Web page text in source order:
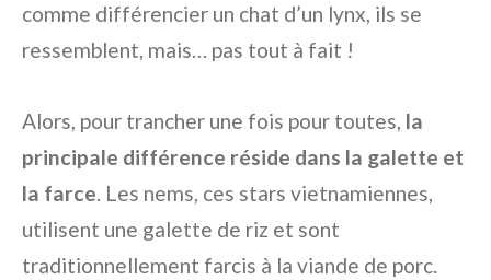
comme différencier un chat d’un lynx, ils se
ressemblent, mais… pas tout à fait !
Alors, pour trancher une fois pour toutes, la
principale différence réside dans la galette et
la farce. Les nems, ces stars vietnamiennes,
utilisent une galette de riz et sont
traditionnellement farcis à la viande de porc.